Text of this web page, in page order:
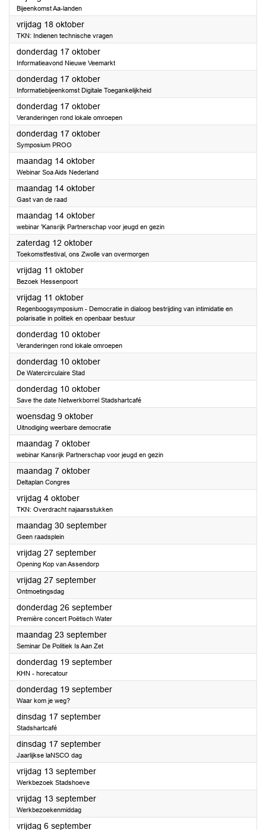
Bijeenkomst Aa-landen
vrijdag 18 oktober2024
TKN: Indienen technische vragen
donderdag 17 oktober2024
Informatieavond Nieuwe Veemarkt
donderdag 17 oktober2024
Informatiebijeenkomst Digitale Toegankelijkheid
donderdag 17 oktober2024
Veranderingen rond lokale omroepen
donderdag 17 oktober2024
Symposium PROO
maandag 14 oktober2024
Webinar Soa Aids Nederland
maandag 14 oktober2024
Gast van de raad
maandag 14 oktober2024
webinar 'Kansrijk Partnerschap voor jeugd en gezin
zaterdag 12 oktober2024
Toekomstfestival, ons Zwolle van overmorgen
vrijdag 11 oktober2024
Bezoek Hessenpoort
vrijdag 11 oktober2024
Regenboogsymposium - Democratie in dialoog bestrijding van intimidatie en
polarisatie in politiek en openbaar bestuur
donderdag 10 oktober2024
Veranderingen rond lokale omroepen
donderdag 10 oktober2024
De Watercirculaire Stad
donderdag 10 oktober2024
Save the date Netwerkborrel Stadshartcafé
woensdag 9 oktober2024
Uitnodiging weerbare democratie
maandag 7 oktober2024
webinar Kansrijk Partnerschap voor jeugd en gezin
maandag 7 oktober2024
Deltaplan Congres
vrijdag 4 oktober2024
TKN: Overdracht najaarsstukken
maandag 30 september2024
Geen raadsplein
vrijdag 27 september2024
Opening Kop van Assendorp
vrijdag 27 september2024
Ontmoetingsdag
donderdag 26 september2024
Première concert Poëtisch Water
maandag 23 september2024
Seminar De Politiek Is Aan Zet
donderdag 19 september2024
KHN - horecatour
donderdag 19 september2024
Waar kom je weg?
dinsdag 17 september2024
Stadshartcafé
dinsdag 17 september2024
Jaarlijkse laNSCO dag
vrijdag 13 september2024
Werkbezoek Stadshoeve
vrijdag 13 september2024
Werkbezoekenmiddag
vrijdag 6 september2024